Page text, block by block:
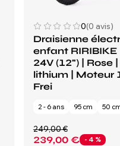
0(0 avis)
Draisienne
enfant RIRIBIKE
24V (12") | Rose
lithium | Moteur
Frei
2 - 6 ans 95 cm 50
239,00 € - 4 %
249,00 €